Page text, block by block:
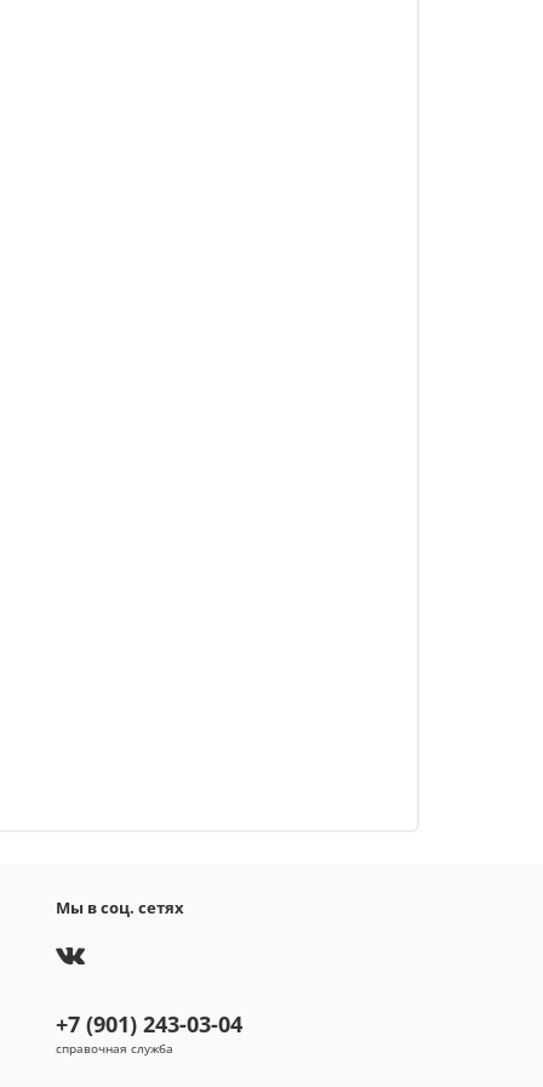
Мы в соц. сетях
+7 (901) 243-03-04
справочная служба